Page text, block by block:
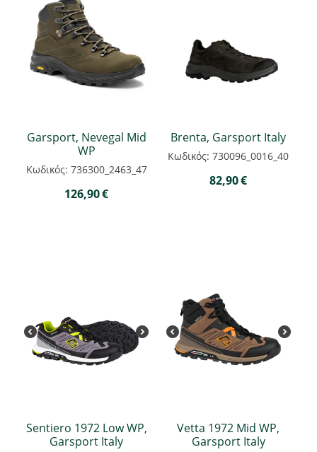
Garsport, Nevegal Mid
WP
Κωδικός: 736300_2463_47
126,90€
Brenta, Garsport Italy
Κωδικός: 730096_0016_40
82,90€
Sentiero 1972 Low WP,
Garsport Italy
Vetta 1972 Mid WP,
Garsport Italy